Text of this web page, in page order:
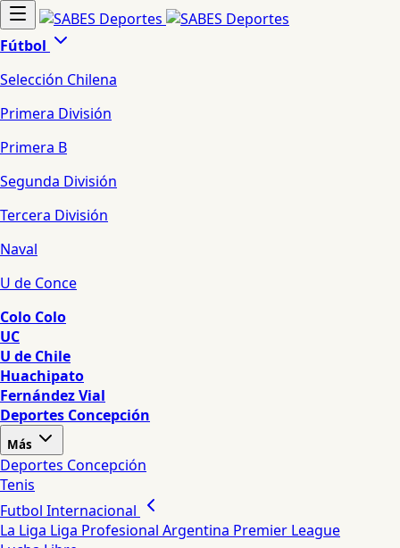
Fútbol
Selección Chilena
Primera División
Primera B
Segunda División
Tercera División
Naval
U de Conce
Colo Colo
UC
U de Chile
Huachipato
Fernández Vial
Deportes Concepción
Más
Deportes Concepción
Tenis
Futbol Internacional
La Liga Liga Profesional Argentina Premier League